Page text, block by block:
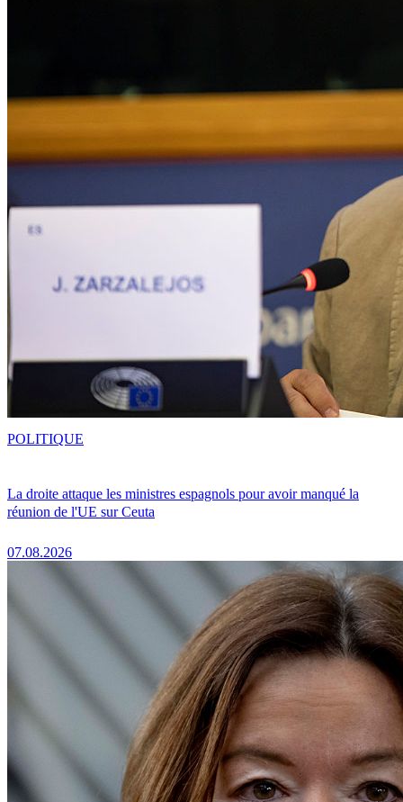
La droite attaque les ministres espagnols pour avoir manqué la
réunion de l'UE sur Ceuta
07.08.2026
POLITIQUE